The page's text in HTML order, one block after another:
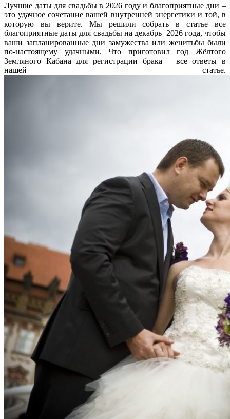
Лучшие даты для свадьбы в 2026 году и благоприятные дни –
это удачное сочетание вашей внутренней энергетики и той, в
которую вы верите. Мы решили собрать в статье все
благоприятные даты для свадьбы на декабрь 2026 года, чтобы
ваши запланированные дни замужества или женитьбы были
по-настоящему удачными. Что приготовил год Жёлтого
Земляного Кабана для регистрации брака – все ответы в
нашей статье.